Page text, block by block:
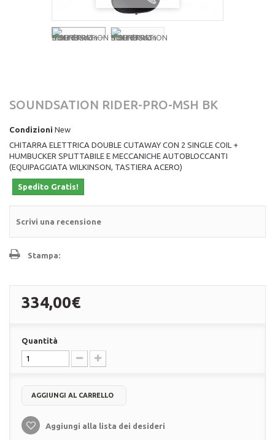
SOUNDSATION RIDER-PRO-MSH BK
Condizioni New
CHITARRA ELETTRICA DOUBLE CUTAWAY CON 2 SINGLE COIL +
HUMBUCKER SPLITTABILE E MECCANICHE AUTOBLOCCANTI
(EQUIPAGGIATA WILKINSON, TASTIERA ACERO)
Spedito Gratis!
Scrivi una recensione
Stampa:
334,00€
Quantità
AGGIUNGI AL CARRELLO
Aggiungi alla lista dei desideri